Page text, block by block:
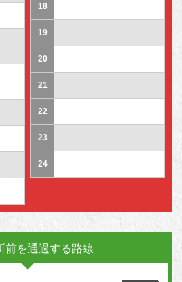
18
19
20
21
22
23
24
前を通過する路線